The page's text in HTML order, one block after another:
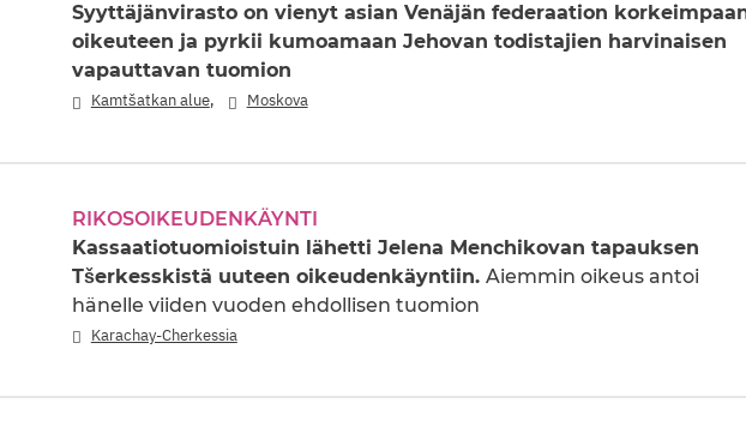
Syyttäjänvirasto on vienyt asian Venäjän federaation
oikeuteen ja pyrkii kumoamaan Jehovan todistajien harvinaisen
vapauttavan tuomion
Kamtšatkan alue, Moskova
RIKOSOIKEUDENKÄYNTI
Kassaatiotuomioistuin lähetti Jelena Menchikovan tapauksen
Tšerkesskistä uuteen oikeudenkäyntiin. Aiemmin oikeus antoi
hänelle viiden vuoden ehdollisen tuomion
Karachay-Cherkessia